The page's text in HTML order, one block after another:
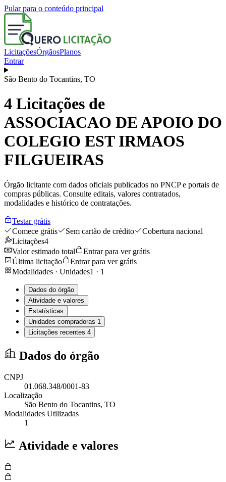
Pular para o conteúdo principal
LicitaçõesÓrgãosPlanos
Entrar
São Bento do Tocantins, TO
4 Licitações de
ASSOCIACAO DE APOIO DO
COLEGIO EST IRMAOS
FILGUEIRAS
Órgão licitante com dados oficiais publicados no PNCP e portais de
compras públicas. Consulte editais, valores contratados,
modalidades e histórico de contratações.
Testar grátis
Comece grátis
Sem cartão de crédito
Cobertura nacional
Licitações4
Valor estimado total
Entrar para ver grátis
Última licitação
Entrar para ver grátis
Modalidades · Unidades1 · 1
Dados do órgão
Atividade e valores
Estatísticas
Unidades compradoras 1
Licitações recentes 4
Dados do órgão
CNPJ
01.068.348/0001-83
Localização
São Bento do Tocantins, TO
Modalidades Utilizadas
1
Atividade e valores